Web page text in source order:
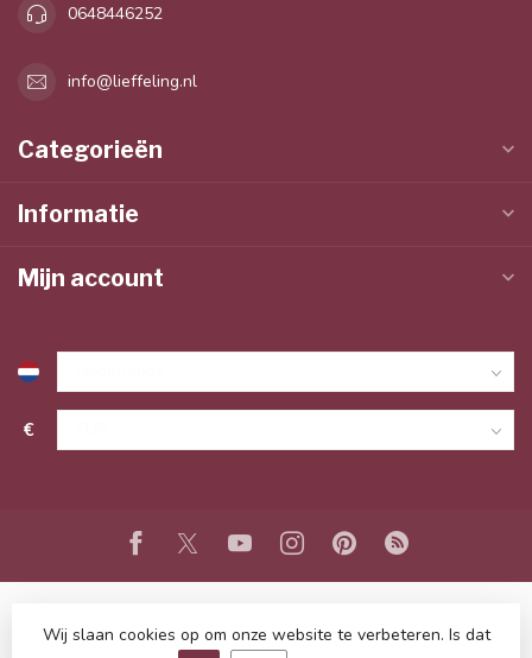
0648446252
info@lieffeling.nl
Categorieën
Informatie
Mijn account
€
© Copyright 2026 www.lieffeling.nl- Powered byLightspeed-
Wij slaan cookies op om onze website te verbeteren. Is dat